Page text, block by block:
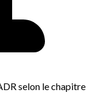
selon le chapitre